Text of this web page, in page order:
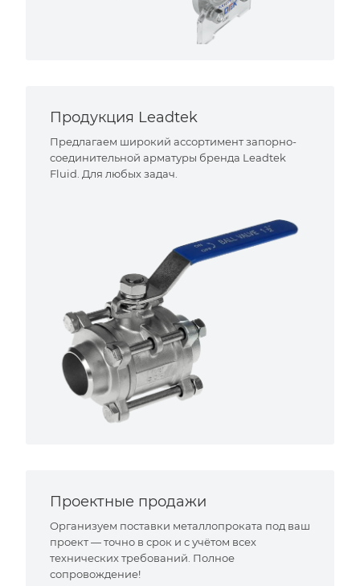
Продукция Leadtek
Предлагаем широкий ассортимент запорно-
соединительной арматуры бренда Leadtek
Fluid. Для любых задач.
Проектные продажи
Организуем поставки металлопроката под ваш
проект — точно в срок и с учётом всех
технических требований. Полное
сопровождение!